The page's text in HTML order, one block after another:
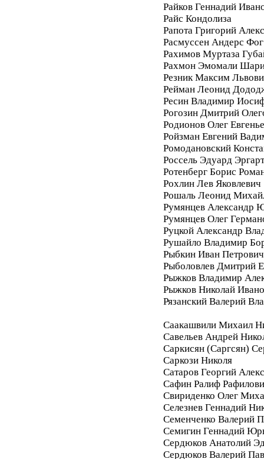
Райков Геннадий
Райс Кондолиза
Рапота Григорий
Расмуссен Андерс Фог
Рахимов Муртаза
Рахмон Эмомали
Резник Максим
Рейман Леонид
Ресин Владимир
Рогозин Дмитрий
Родионов Олег
Ройзман Евгений
Ромодановский
Россель Эдуард
Ротенберг Борис
Рохлин Лев Яковлевич
Рошаль Леонид
Румянцев Александр
Румянцев Олег
Руцкой Александр
Рушайло Владимир
Рыбкин Иван Петрович
Рыболовлев Дмитрий
Рыжков Владимир
Рыжков Николай
Рязанский Валерий
Саакашвили Михаил
Савельев Андрей
Саркисян (Саргсян)
Саркози Николя
Сатаров Георгий
Сафин Ралиф
Свириденко Олег
Селезнев Геннадий
Семенченко Валерий
Семигин Геннадий
Сердюков Анатолий
Сердюков Валерий